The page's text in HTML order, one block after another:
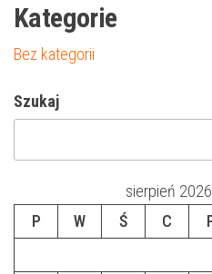
Kategorie
Bez kategorii
Szukaj
sierpień 2026
P
W Ś C